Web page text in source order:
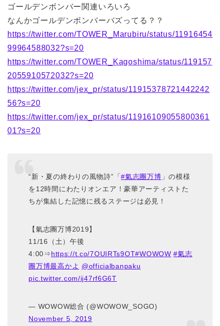
ゴールデンボンバー関連いろいろ
なんかゴールデンボンバーバズってる？？
https://twitter.com/TOWER_Marubiru/status/11916454
99964588032?s=20
https://twitter.com/TOWER_Kagoshima/status/119157
2055910572032?s=20
https://twitter.com/jex_pr/status/11915378721442242
56?s=20
https://twitter.com/jex_pr/status/11916109055800361
01?s=20
“新・夏の終わりの風物詩”「#氣志團万博 」の模様
を12時間にわたりオンエア！豪華アーティストた
ちが集結した記憶に残るステージは必見！
【氣志團万博2019】
11/16（土）午後
4:00⇒https://t.co/7OUIRTs9OT#WOWOW #氣志
團万博最高かよ @officialbanpaku
pic.twitter.com/ij47rf6G6T
— WOWOW総合 (@WOWOW_SOGO)
November 5, 2019